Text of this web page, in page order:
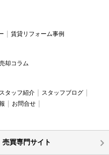
賃貸リフォーム事例
却コラム
スタッフ紹介
スタッフブログ
お問合せ
売買専門サイト